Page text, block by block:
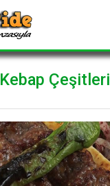
Kebap Çeşitleri